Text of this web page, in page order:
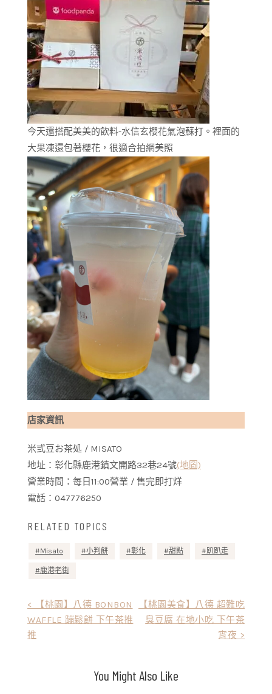
今天還搭配美美的飲料-水信玄櫻花氣泡蘇打。裡面的
大果凍還包著櫻花，很適合拍網美照
店家資訊
米弎豆お茶処 / MISATO
地址：彰化縣鹿港鎮文開路32巷24號(地圖)
營業時間：每日11:00營業 / 售完即打烊
電話：047776250
RELATED TOPICS
Misato 小判餅 彰化 甜點 趴趴走
鹿港老街
< 【桃園】八德 BONBON
WAFFLE 蹦鬆餅 下午茶推
推
【桃園美食】八德 超難吃
臭豆腐 在地小吃 下午茶
宵夜 >
You Might Also Like